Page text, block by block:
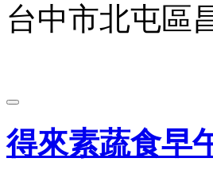
台中市北屯區
得來素蔬食早